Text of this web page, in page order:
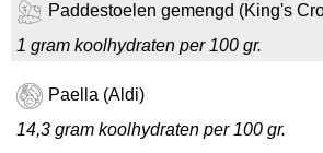
Paddestoelen gemengd (King's
1 gram koolhydraten per 100 gr.
Paella (Aldi)
14,3 gram koolhydraten per 100 gr.